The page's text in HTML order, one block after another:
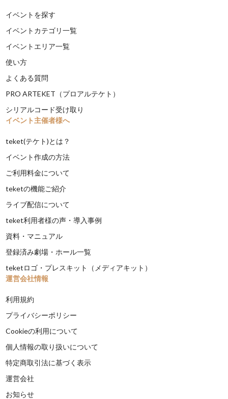
イベントを探す
イベントカテゴリ一覧
イベントエリア一覧
使い方
よくある質問
PRO ARTEKET（プロアルテケト）
シリアルコード受け取り
イベント主催者様へ
teket(テケト)とは？
イベント作成の方法
ご利用料金について
teketの機能ご紹介
ライブ配信について
teket利用者様の声・導入事例
資料・マニュアル
登録済み劇場・ホール一覧
teketロゴ・プレスキット（メディアキット）
運営会社情報
利用規約
プライバシーポリシー
Cookieの利用について
個人情報の取り扱いについて
特定商取引法に基づく表示
運営会社
お知らせ